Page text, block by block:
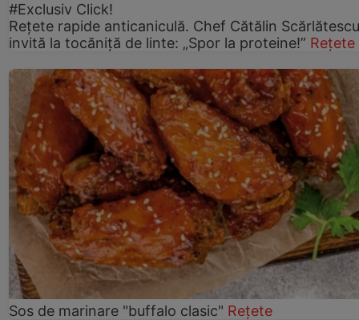
#Exclusiv Click!
Rețete rapide anticaniculă. Chef Cătălin
invită la tocăniță de linte: „Spor la proteine!” Rețete
Sos de marinare "buffalo clasic" Rețete